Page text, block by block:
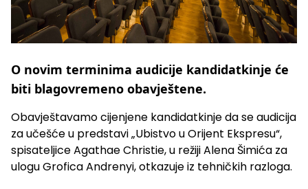
O novim terminima audicije kandidatkinje će
biti blagovremeno obavještene.
Obavještavamo cijenjene kandidatkinje da se audicija
za učešće u predstavi „Ubistvo u Orijent Ekspresu“,
spisateljice Agathae Christie, u režiji Alena Šimića za
ulogu Grofica Andrenyi, otkazuje iz tehničkih razloga.